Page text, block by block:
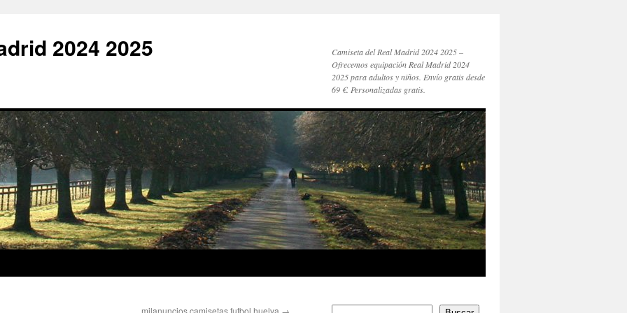
2024 2025
Camiseta del Real Madrid 2024 2025 –
Ofrecemos equipación Real Madrid 2024
2025 para adultos y niños. Envío gratis desde
69 €. Personalizadas gratis.
milanuncios camisetas futbol huelva →